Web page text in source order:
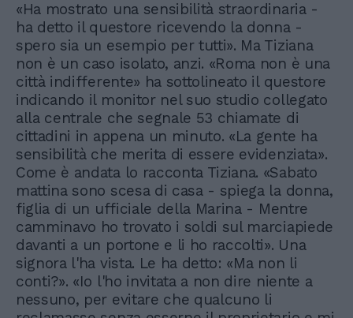
«Ha mostrato una sensibilità straordinaria -
ha detto il questore ricevendo la donna -
spero sia un esempio per tutti». Ma Tiziana
non è un caso isolato, anzi. «Roma non è una
città indifferente» ha sottolineato il questore
indicando il monitor nel suo studio collegato
alla centrale che segnale 53 chiamate di
cittadini in appena un minuto. «La gente ha
sensibilità che merita di essere evidenziata».
Come è andata lo racconta Tiziana. «Sabato
mattina sono scesa di casa - spiega la donna,
figlia di un ufficiale della Marina - Mentre
camminavo ho trovato i soldi sul marciapiede
davanti a un portone e li ho raccolti». Una
signora l'ha vista. Le ha detto: «Ma non li
conti?». «Io l'ho invitata a non dire niente a
nessuno, per evitare che qualcuno li